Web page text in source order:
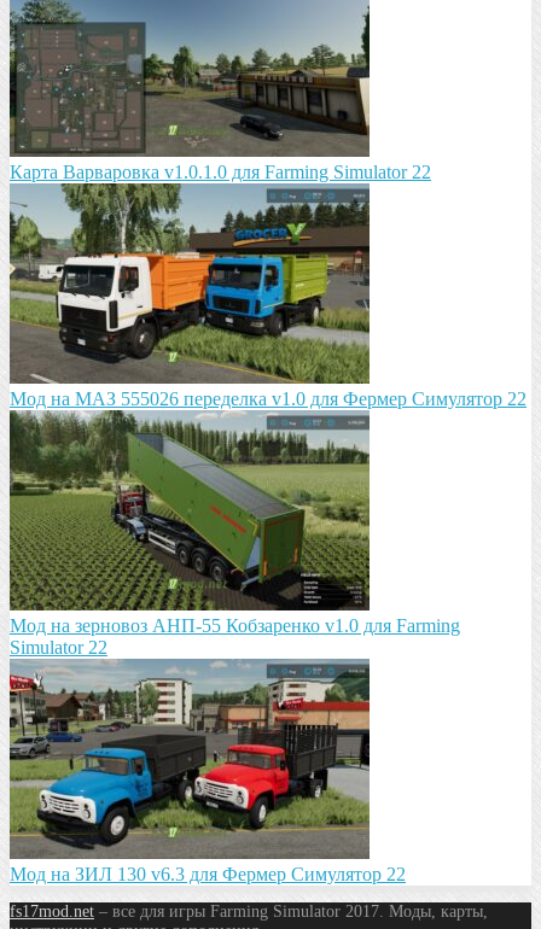
Карта Варваровка v1.0.1.0 для Farming Simulator 22
Мод на МАЗ 555026 пeрeдeлка v1.0 для Фермер Симулятор 22
Мод на зeрновоз АНП-55 Кобзарeнко v1.0 для Farming
Simulator 22
Мод на ЗИЛ 130 v6.3 для Фермер Симулятор 22
fs17mod.net – все для игры Farming Simulator 2017. Моды, карты,